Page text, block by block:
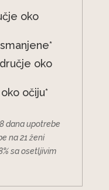
oko
oko
očiju*
dana upotrebe
na 21 ženi
sa osetljivim